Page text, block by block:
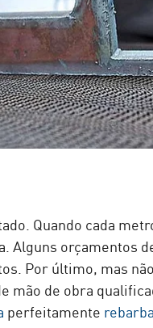
Quando cada
Alguns orçamentos
Por último, mas
de obra
perfeitamente